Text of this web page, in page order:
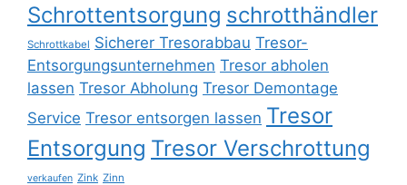
Schrottentsorgung schrotthändler
Schrottkabel Sicherer Tresorabbau Tresor-
Entsorgungsunternehmen Tresor abholen
lassen Tresor Abholung Tresor Demontage
Service Tresor entsorgen lassen Tresor
Entsorgung Tresor Verschrottung
verkaufen Zink Zinn